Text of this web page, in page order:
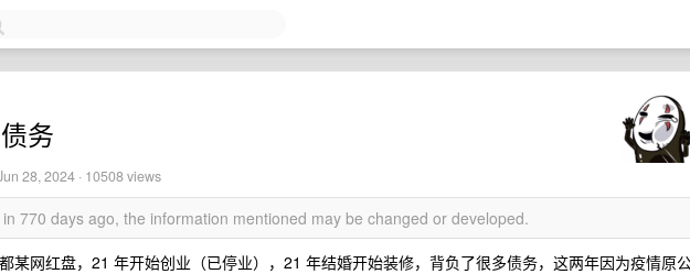
务
28, 2024 · 10508 views
770 days ago, the information mentioned may be changed or developed.
某网红盘，21 年开始创业（已停业），21 年结婚开始装修，背负了很多债务，这两年因为疫情原